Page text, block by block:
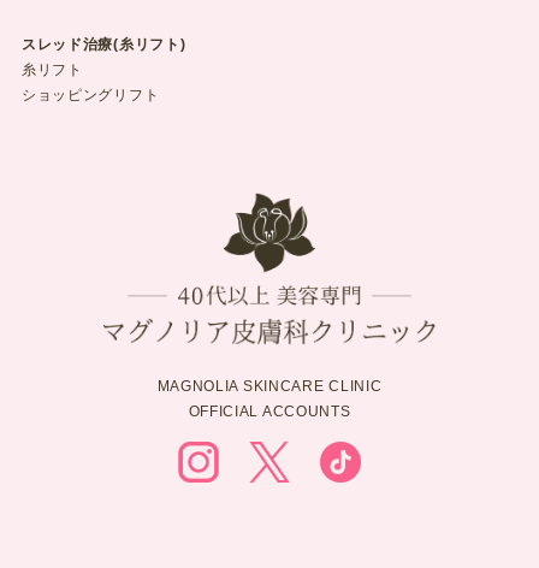
スレッド治療(糸リフト)
糸リフト
ショッピングリフト
MAGNOLIA SKINCARE CLINIC
OFFICIAL ACCOUNTS